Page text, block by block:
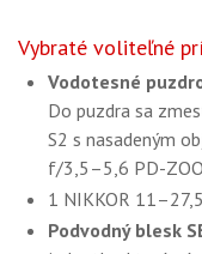
Vybraté voliteľné
Vodotesné
Do puzdra sa
S2 s nasadeným
f/3,5–5,6 PD-
1 NIKKOR
Podvodný blesk